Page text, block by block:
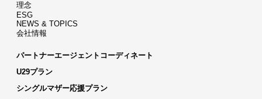
理念
ESG
NEWS & TOPICS
会社情報
パートナーエージェントコーディネート
U29プラン
シングルマザー応援プラン